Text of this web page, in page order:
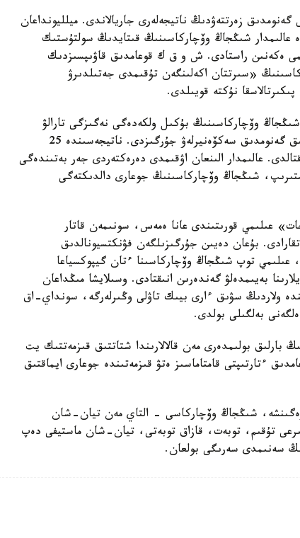
زەرتتەۋدىڭ ناتيجەلەرى جاريالاندى. ميلليونداعان
عالىمدار شىڭجاڭ وۆچاركاسىنىڭ قىتايدىڭ سولتۇستىك
ەكەنىن راستادى. ش و ق ك قوعامدىق قاۋىپسىزدىك
«سىرتتان اكەلىنگەن تۇقىمدى جەتىلدىرۋ
نۇكتە قويىلدى.
وۆچاركاسىنىڭ بۇكىل ولكەدەگى نەگىزگى تارالۋ
ايماقتارىن ارالاپ، 109 داراباسقا جوعارى ساپالى تولىق گەنومدىق سەكۆەنيرلەۋ جۇرگىزدى. ناتيجەسىندە 25
عالىمدار الىنعان اۋقىمدى دەرەكتەردى جەر بەتىندەگى
شىڭجاڭ وۆچاركاسىنىڭ جوعارى دالدىكتەگى
عىلىمي قورىتىندى عانا ەمەس، سونىمەن قاتار
بۇعان دەيىن جۇرگىزىلگەن فۋنكتسيونالدىق
عىلىمي توپ شىڭجاڭ وۆچاركاسىنا ءتان گيپوكسياعا
بەيىمدەلۋ گەندەرىن انىقتادى. وسىلايشا مىڭداعان
ولاردىڭ سۋىق ءارى بيىك تاۋلى وڭىرلەرگە، سونداي-اق
بەلگىلى بولدى.
بولىمدەرى مەن قالالارىندا شتاتتىق قىزمەتتىك يت
ءتارتىپتى قامتاماسىز ەتۋ قىزمەتىندە جوعارى ايماقتىق
شىڭجاڭ وۆچاركاسى - التاي مەن تيان-شان
بايىرعى تۇقىم، توبەت، قازاق توبەتى، تيان-شان ماستيفى دەپ
سەنىمدى سەرىگى بولعان.